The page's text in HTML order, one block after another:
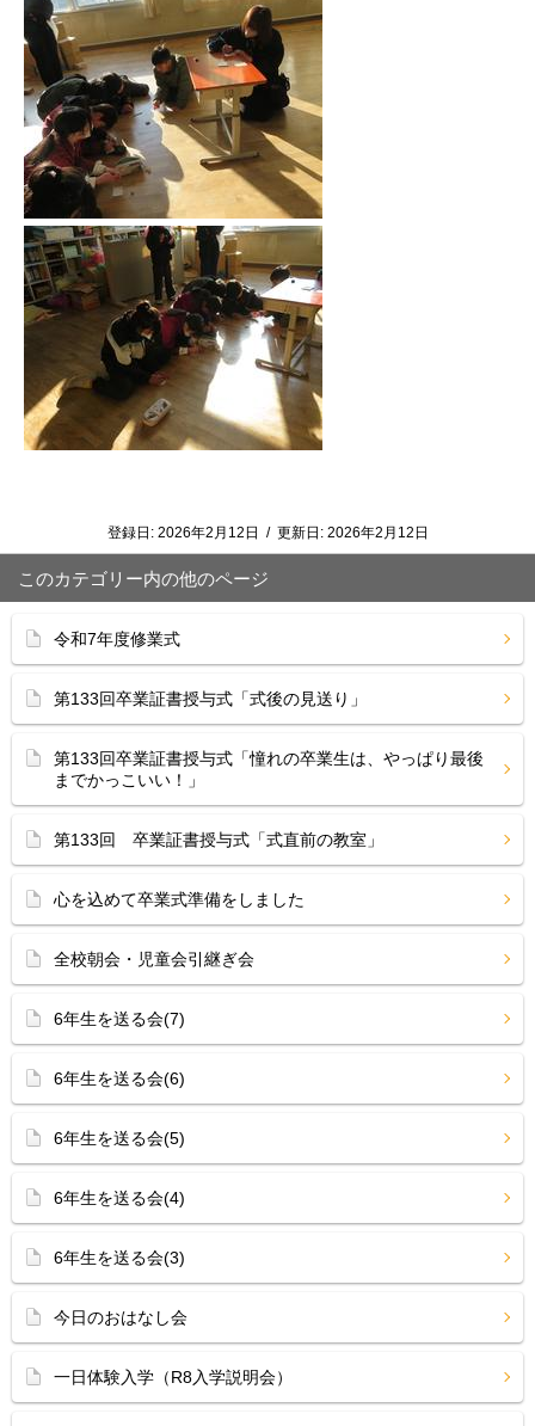
登録日: 2026年2月12日 / 更新日: 2026年2月12日
このカテゴリー内の他のページ
令和7年度修業式
第133回卒業証書授与式「式後の見送り」
第133回卒業証書授与式「憧れの卒業生は、やっぱり最後
までかっこいい！」
第133回 卒業証書授与式「式直前の教室」
心を込めて卒業式準備をしました
全校朝会・児童会引継ぎ会
6年生を送る会(7)
6年生を送る会(6)
6年生を送る会(5)
6年生を送る会(4)
6年生を送る会(3)
今日のおはなし会
一日体験入学（R8入学説明会）